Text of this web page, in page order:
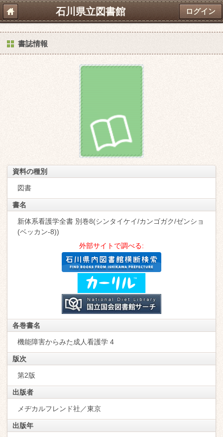
石川県立図書館 ログイン
書誌情報
資料の種別
図書
書名
新体系看護学全書 別巻8(シンタイケイ/カンゴガク/ゼンショ
(ベッカン-8))
外部サイトで調べる:
各巻書名
機能障害からみた成人看護学 4
版次
第2版
出版者
メヂカルフレンド社／東京
出版年